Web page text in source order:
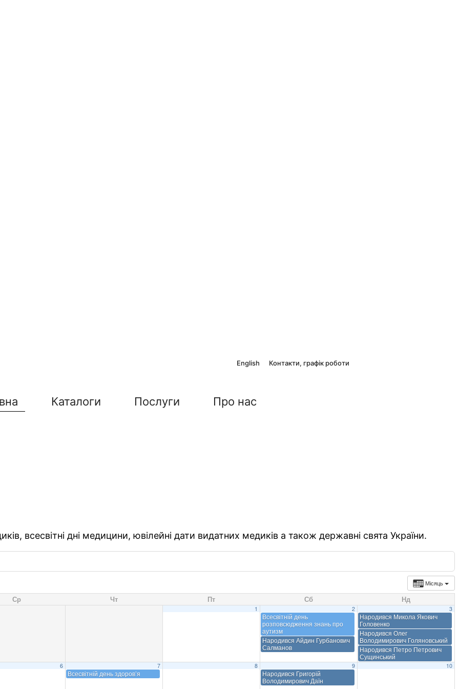
English Контакти, графік роботи
Каталоги Послуги Про нас
всесвітні дні медицини, ювілейні дати видатних медиків а також державні свята України.
Місяць
Ср Чт Пт Сб Нд
1 2
Всесвітній день
розповсюдження знань про
аутизм
Народився Айдин Гурбанович
Салманов
3
Народився Микола Якович
Головенко
Народився Олег
Володимирович Голяновський
Народився Петро Петрович
Сущинський
6 7
Всесвітній день здоров’я
8 9
Народився Григорій
Володимирович Даїн
10